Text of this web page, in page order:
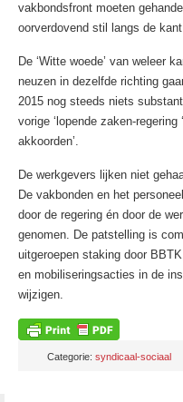
vakbondsfront moeten
oorverdovend stil langs de
De ‘Witte woede’ van weleer
neuzen in dezelfde richting
2015 nog steeds niets
vorige ‘lopende zaken-regering
akkoorden’.
De werkgevers lijken niet
De vakbonden en het
door de regering én door de
genomen. De patstelling is
uitgeroepen staking door
en mobiliseringsacties in de
wijzigen.
Categorie: syndicaal-sociaal